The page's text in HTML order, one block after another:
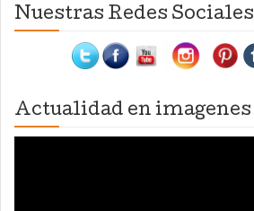
Nuestras Redes Sociales
Actualidad en imagenes